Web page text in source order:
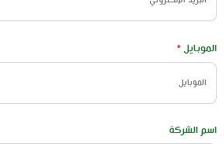
الموبايل *
اسم الشركة